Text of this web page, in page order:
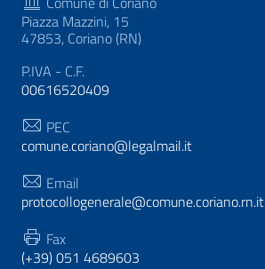
Piazza Mazzini, 15
47853, Coriano (RN)
P.IVA - C.F.
00616520409
PEC
comune.coriano@legalmail.it
Email
protocollogenerale@comune.coriano.rn.it
Fax
(+39) 051 4689603